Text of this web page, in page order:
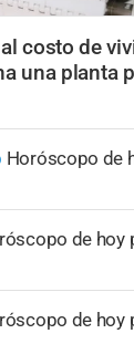
costo de
una planta
Horóscopo de
de hoy
de hoy